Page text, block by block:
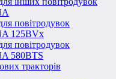
повітродувок
125BVx
повітродувок
580BTS
тракторів